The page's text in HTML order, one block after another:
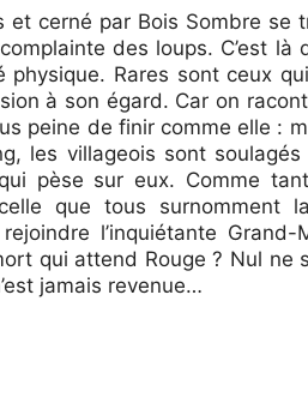
cerné par Bois Sombre se
des loups. C’est là
physique. Rares sont ceux
à son égard. Car on
peine de finir comme elle :
les villageois sont
pèse sur eux. Comme tant
que tous surnomment
l’inquiétante Grand-
qui attend Rouge ? Nul ne
jamais revenue…